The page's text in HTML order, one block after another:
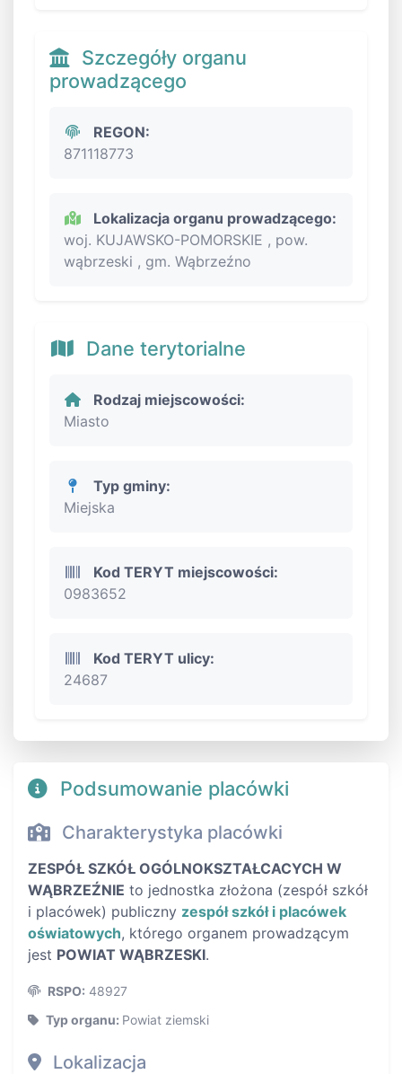
Szczegóły organu
prowadzącego
REGON:
871118773
Lokalizacja organu prowadzącego:
woj. KUJAWSKO-POMORSKIE , pow.
wąbrzeski , gm. Wąbrzeźno
Dane terytorialne
Rodzaj miejscowości:
Miasto
Typ gminy:
Miejska
Kod TERYT miejscowości:
0983652
Kod TERYT ulicy:
24687
Podsumowanie placówki
Charakterystyka placówki
ZESPÓŁ SZKÓŁ OGÓLNOKSZTAŁCACYCH W
WĄBRZEŹNIE to jednostka złożona (zespół szkół
i placówek) publiczny zespół szkół i placówek
oświatowych, którego organem prowadzącym
jest POWIAT WĄBRZESKI.
RSPO: 48927
Typ organu: Powiat ziemski
Lokalizacja